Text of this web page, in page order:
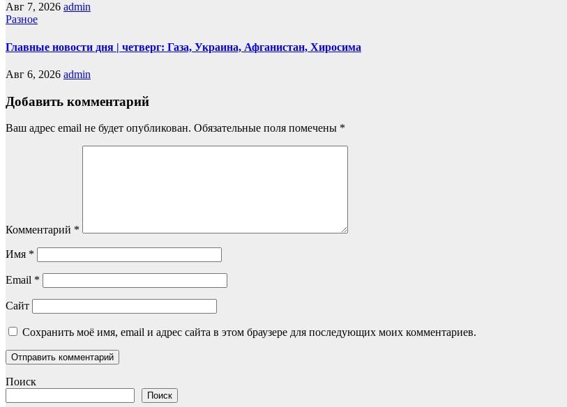
Авг 7, 2026 admin
Разное
Главные новости дня | четверг: Газа, Украина, Афганистан, Хиросима
Авг 6, 2026 admin
Добавить комментарий
Ваш адрес email не будет опубликован. Обязательные поля помечены *
Комментарий *
Имя *
Email *
Сайт
Сохранить моё имя, email и адрес сайта в этом браузере для последующих моих комментариев.
Поиск
Поиск